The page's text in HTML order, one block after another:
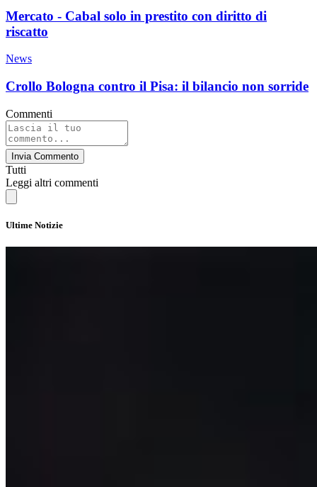
Mercato - Cabal solo in prestito con diritto di
riscatto
News
Crollo Bologna contro il Pisa: il bilancio non sorride
Commenti
Invia Commento
Tutti
Leggi altri commenti
Ultime Notizie